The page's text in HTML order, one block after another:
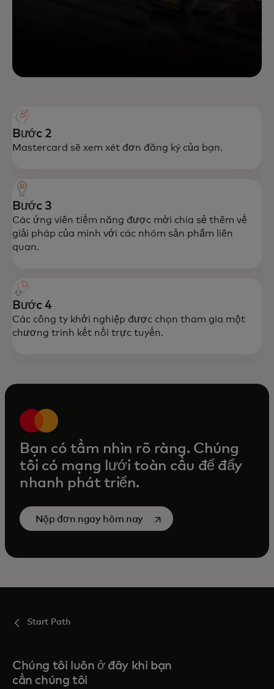
Bước 2
Mastercard sẽ xem xét đơn đăng ký của bạn.
Bước 3
Các ứng viên tiềm năng được mời chia sẻ thêm về
giải pháp của mình với các nhóm sản phẩm liên
quan.
Bước 4
Các công ty khởi nghiệp được chọn tham gia một
chương trình kết nối trực tuyến.
Bạn có tầm nhìn rõ ràng. Chúng
tôi có mạng lưới toàn cầu để đẩy
nhanh phát triển.
Nộp đơn ngay hôm nay opens in a new tab
Start Path
Chúng tôi luôn ở đây khi bạn
cần chúng tôi